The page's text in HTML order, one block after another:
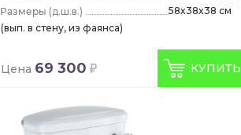
(д.ш.в.)
58x38x38 см
(вып. в стену, из фаянса)
Цена 69 300 КУПИТЬ